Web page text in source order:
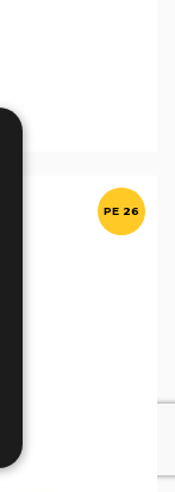
PE 26